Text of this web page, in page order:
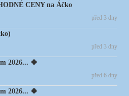
CENY na Áčko
před 3 dny
před 3 dny
2026... 🍀
před 6 dny
2026... 🍀